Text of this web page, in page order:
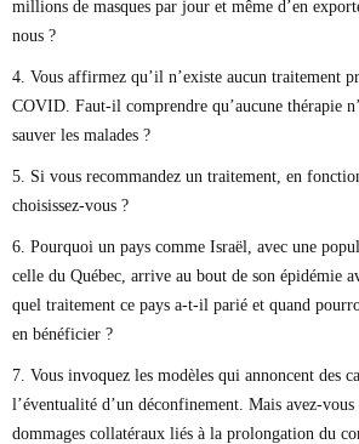
millions de masques par jour et même d’en
nous ?
4. Vous affirmez qu’il n’existe aucun traitement
COVID. Faut-il comprendre qu’aucune thérapie
sauver les malades ?
5. Si vous recommandez un traitement, en
choisissez-vous ?
6. Pourquoi un pays comme Israël, avec une
celle du Québec, arrive au bout de son épidémie
quel traitement ce pays a-t-il parié et quand
en bénéficier ?
7. Vous invoquez les modèles qui annoncent des
l’éventualité d’un déconfinement. Mais avez-vous
dommages collatéraux liés à la prolongation du